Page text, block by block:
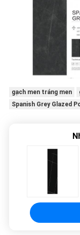
gạch men tráng men
Spanish Grey Glazed